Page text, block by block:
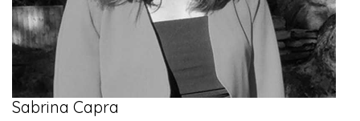
Sabrina Capra